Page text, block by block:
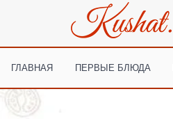
ГЛАВНАЯ ПЕРВЫЕ БЛЮДА